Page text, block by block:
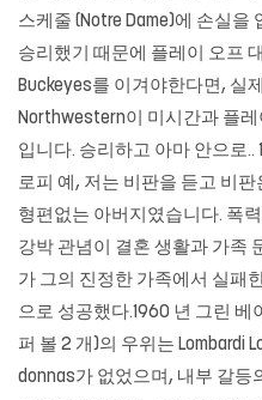
스케줄 (Notre Dame)에 손실을
승리했기 때문에 플레이 오프
Buckeyes를 이겨야한다면, 실
Northwestern이 미시간과 플
입니다. 승리하고 아마 안으로..
로피 예, 저는 비판을 듣고 비판
형편없는 아버지였습니다. 폭
강박 관념이 결혼 생활과 가족
가 그의 진정한 가족에서 실패
으로 성공했다.1960 년 그린 베
퍼 볼 2 개)의 우위는 Lombardi
donnas가 없었으며, 내부 갈등